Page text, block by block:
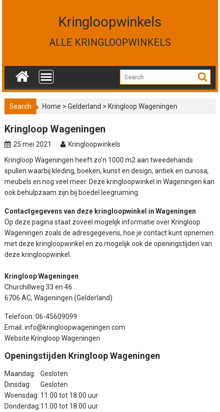
n
Kringloopwinkels
ALLE KRINGLOOPWINKELS
Search Home >Gelderland >Kringloop Wageningen
Kringloop Wageningen
25 mei 2021
Kringloopwinkels
Kringloop Wageningen heeft zo’n 1000 m2 aan tweedehands
spullen waarbij kleding, boeken, kunst en design, antiek en curiosa,
meubels en nog veel meer. Deze kringloopwinkel in Wageningen kan
ook behulpzaam zijn bij boedel leegruiming.
Contactgegevens van deze kringloopwinkel in Wageningen
Op deze pagina staat zoveel mogelijk informatie over Kringloop
Wageningen zoals de adresgegevens, hoe je contact kunt opnemen
met deze kringloopwinkel en zo mogelijk ook de openingstijden van
deze kringloopwinkel.
Kringloop Wageningen
Churchillweg 33 en 46
6706 AC, Wageningen (Gelderland)
Telefoon: 06-45609099
Email: info@kringloopwageningen.com
Website Kringloop Wageningen
Openingstijden Kringloop Wageningen
Maandag:
Gesloten
Dinsdag:
Gesloten
Woensdag: 11.00 tot 18.00 uur
Donderdag:11.00 tot 18.00 uur